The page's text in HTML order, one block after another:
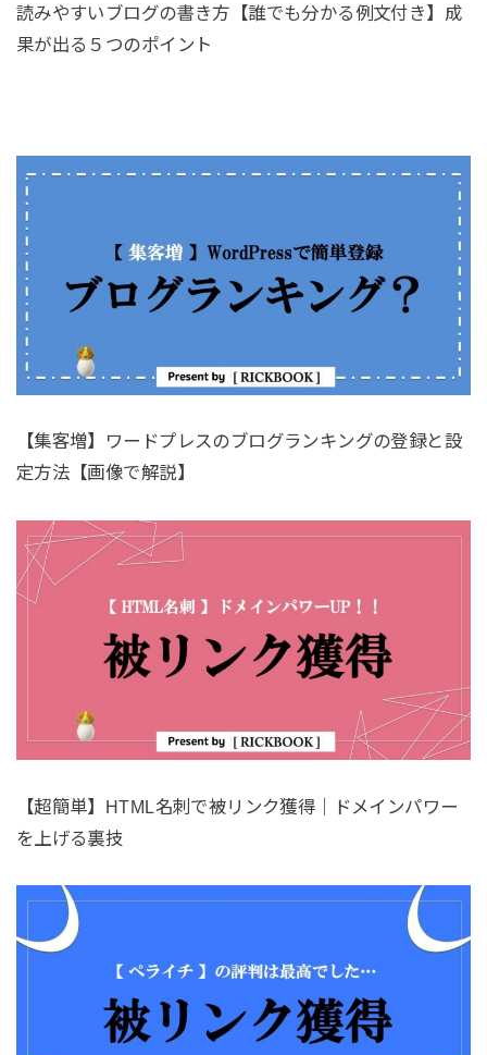
読みやすいブログの書き方【誰でも分かる例文付き】成
果が出る５つのポイント
【集客増】ワードプレスのブログランキングの登録と設
定方法【画像で解説】
【超簡単】HTML名刺で被リンク獲得｜ドメインパワー
を上げる裏技